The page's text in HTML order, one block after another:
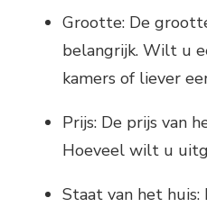
Grootte: De
belangrijk. Wilt u
kamers of liever
Prijs: De prijs van
Hoeveel wilt u
Staat van het huis: